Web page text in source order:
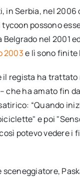
in Serbia, nel 2006
tycoon possono
nel 2001
2003e lì sono finite
regista ha
che ha amato fin
“Quando
e poi
potevo vedere